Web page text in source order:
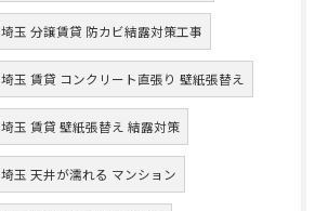
埼玉 分譲賃貸 防カビ結露対策工事
埼玉 賃貸 コンクリート直張り 壁紙張替え
埼玉 賃貸 壁紙張替え 結露対策
埼玉 天井が濡れる マンション